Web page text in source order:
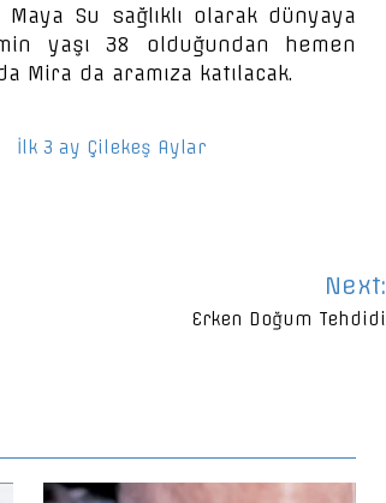
Su sağlıklı olarak dünyaya
yaşı 38 olduğundan hemen
Mira da aramıza katılacak.
İlk 3 ay Çilekeş Aylar
Next:
Erken Doğum Tehdidi